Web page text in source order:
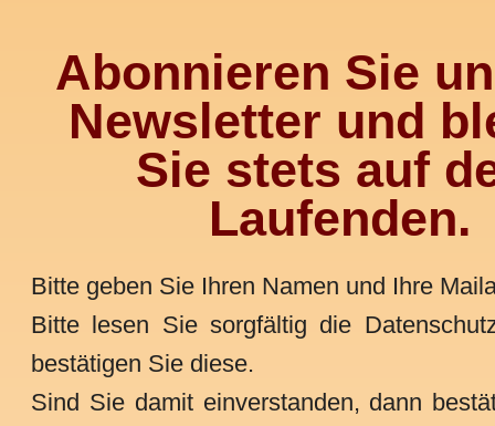
Abonnieren Sie
Newsletter und
Sie stets auf
Laufenden.
Bitte geben Sie Ihren Namen und Ihre
Bitte lesen Sie sorgfältig die
bestätigen Sie diese.
Sind Sie damit einverstanden, dann